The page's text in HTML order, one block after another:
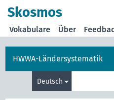
Skosmos
Vokabulare Über
HWWA-Ländersystematik
Deutsch